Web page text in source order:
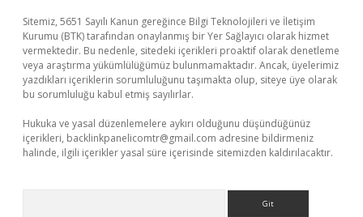
Sitemiz, 5651 Sayılı Kanun gereğince Bilgi Teknolojileri ve İletişim
Kurumu (BTK) tarafından onaylanmış bir Yer Sağlayıcı olarak hizmet
vermektedir. Bu nedenle, sitedeki içerikleri proaktif olarak denetleme
veya araştırma yükümlülüğümüz bulunmamaktadır. Ancak, üyelerimiz
yazdıkları içeriklerin sorumluluğunu taşımakta olup, siteye üye olarak
bu sorumluluğu kabul etmiş sayılırlar.
Hukuka ve yasal düzenlemelere aykırı olduğunu düşündüğünüz
içerikleri, backlinkpanelicomtr@gmail.com adresine bildirmeniz
halinde, ilgili içerikler yasal süre içerisinde sitemizden kaldırılacaktır.